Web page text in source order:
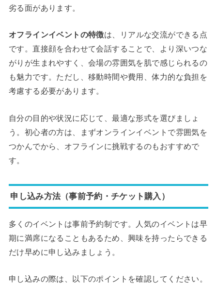
劣る面があります。
オフラインイベントの特徴は、リアルな交流ができる点
です。直接顔を合わせて会話することで、より深いつな
がりが生まれやすく、会場の雰囲気を肌で感じられるの
も魅力です。ただし、移動時間や費用、体力的な負担を
考慮する必要があります。
自分の目的や状況に応じて、最適な形式を選びましょ
う。初心者の方は、まずオンラインイベントで雰囲気を
つかんでから、オフラインに挑戦するのもおすすめで
す。
申し込み方法（事前予約・チケット購入）
多くのイベントは事前予約制です。人気のイベントは早
期に満席になることもあるため、興味を持ったらできる
だけ早めに申し込みましょう。
申し込みの際は、以下のポイントを確認してください。